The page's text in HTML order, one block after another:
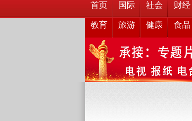
首页 国际 社会 财经
教育 旅游 健康 食品